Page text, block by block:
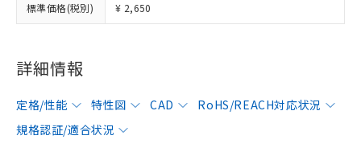
標準価格(税別) ¥ 2,650
詳細情報
定格/性能 特性図 CAD
RoHS/REACH対応状況
規格認証/適合状況